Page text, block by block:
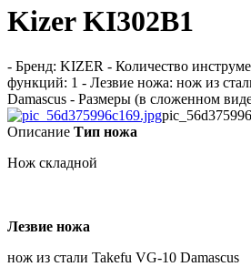
Kizer KI302B1
- Бренд: KIZER - Количество
функций: 1 - Лезвие ножа: нож из
Damascus - Размеры (в сложенном
Описание Тип ножа
Нож складной
Лезвие ножа
нож из стали Takefu VG-10 Damascus